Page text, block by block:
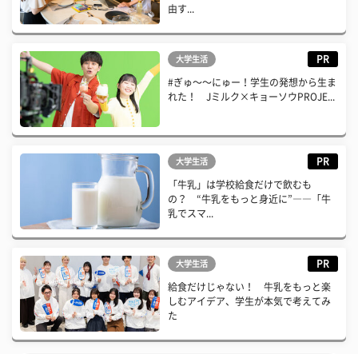
由す...
大学生活 PR
#ぎゅ〜〜にゅー！学生の発想から生ま
れた！ Jミルク×キョーソウPROJE...
大学生活 PR
「牛乳」は学校給食だけで飲むも
の？ “牛乳をもっと身近に”――「牛
乳でスマ...
大学生活 PR
給食だけじゃない！ 牛乳をもっと楽
しむアイデア、学生が本気で考えてみ
た